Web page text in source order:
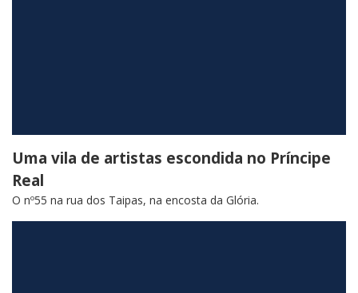
Uma vila de artistas escondida no Príncipe
Real
O nº55 na rua dos Taipas, na encosta da Glória.